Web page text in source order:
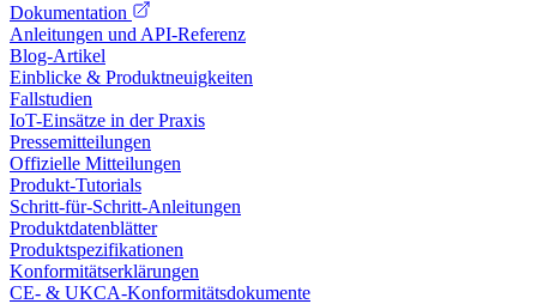
Dokumentation
Anleitungen und API-Referenz
Blog-Artikel
Einblicke & Produktneuigkeiten
Fallstudien
IoT-Einsätze in der Praxis
Pressemitteilungen
Offizielle Mitteilungen
Produkt-Tutorials
Schritt-für-Schritt-Anleitungen
Produktdatenblätter
Produktspezifikationen
Konformitätserklärungen
CE- & UKCA-Konformitätsdokumente